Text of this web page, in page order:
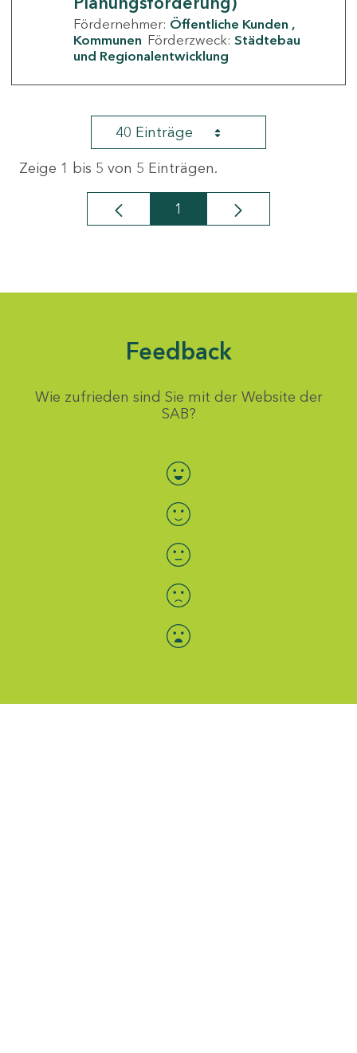
Fördernehmer: Öffentliche Kunden
Kommunen Förderzweck: Städtebau
und Regionalentwicklung
40 Einträge
Zeige 1 bis 5 von 5 Einträgen.
Seite
1
Feedback
Wie zufrieden sind Sie mit der Website der
SAB?
Bewertung auswählen